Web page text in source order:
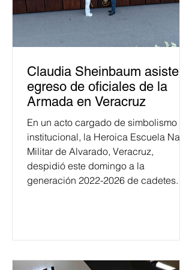
Claudia Sheinbaum asiste a
egreso de oficiales de la
Armada en Veracruz
En un acto cargado de simbolismo
institucional, la Heroica Escuela Naval
Militar de Alvarado, Veracruz,
despidió este domingo a la
generación 2022-2026 de cadetes.